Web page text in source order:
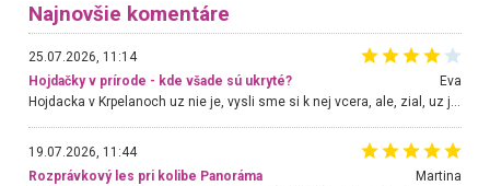
Najnovšie komentáre
25.07.2026, 11:14
Hojdačky v prírode - kde všade sú ukryté?
Eva
Hojdacka v Krpelanoch uz nie je, vysli sme si k nej vcera, ale, zial, uz je znicena. Ak sem planujete cestu len kvoli hojdacke, mozete si ju usetrit. Krasny vyhlad je tu vsak aj bez hojdacky :-)
19.07.2026, 11:44
Rozprávkový les pri kolibe Panoráma
Martina